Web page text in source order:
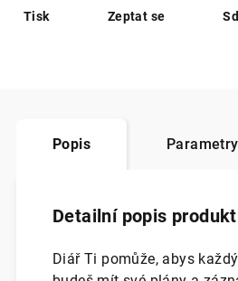
Tisk Zeptat se
Popis Parametry
Detailní popis
Diář Ti pomůže, abys